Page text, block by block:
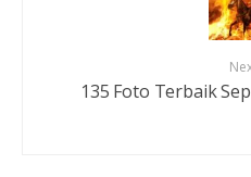
135 Foto Terbaik